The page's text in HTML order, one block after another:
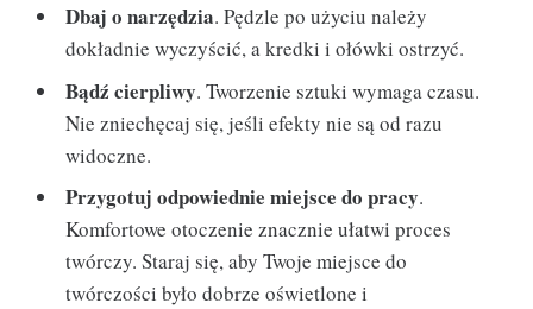
Dbaj o narzędzia. Pędzle po użyciu należy
dokładnie wyczyścić, a kredki i ołówki ostrzyć.
Bądź cierpliwy. Tworzenie sztuki wymaga czasu.
Nie zniechęcaj się, jeśli efekty nie są od razu
widoczne.
Przygotuj odpowiednie miejsce do pracy.
Komfortowe otoczenie znacznie ułatwi proces
twórczy. Staraj się, aby Twoje miejsce do
twórczości było dobrze oświetlone i